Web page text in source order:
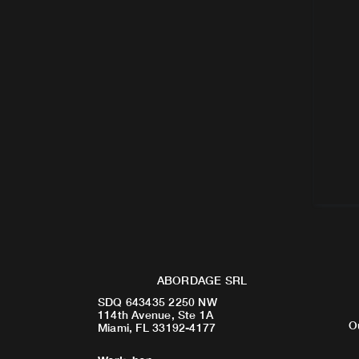
ABORDAGE SRL
SDQ 643435 2250 NW
114th Avenue, Ste 1A
Miami, FL 33192-4177